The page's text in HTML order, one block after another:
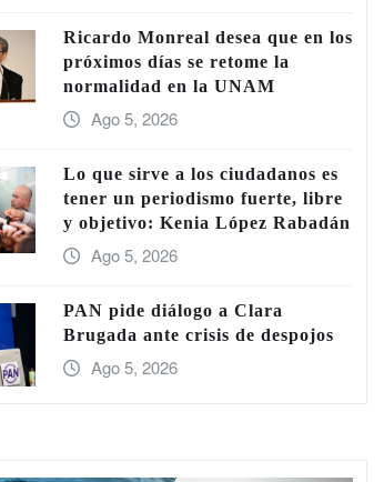
Ricardo Monreal desea que en los
próximos días se retome la
normalidad en la UNAM
Ago 5, 2026
Lo que sirve a los ciudadanos es
tener un periodismo fuerte, libre
y objetivo: Kenia López Rabadán
Ago 5, 2026
PAN pide diálogo a Clara
Brugada ante crisis de despojos
Ago 5, 2026